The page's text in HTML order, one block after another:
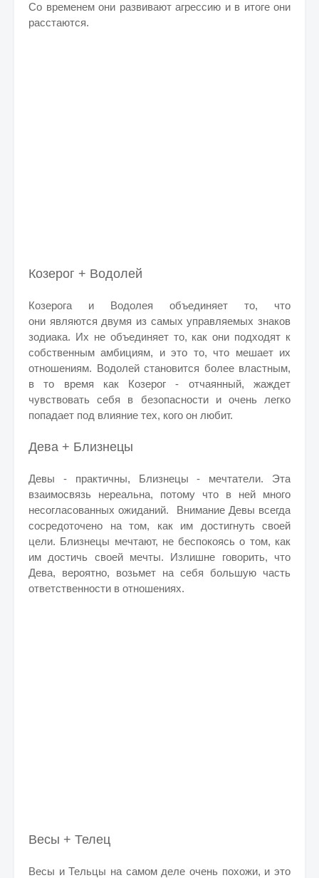
Со временем они развивают агрессию и в итоге они
расстаются.
Козерог + Водолей
Козерога и Водолея объединяет то, что
они являются двумя из самых управляемых знаков
зодиака. Их не объединяет то, как они подходят к
собственным амбициям, и это то, что мешает их
отношениям. Водолей становится более властным,
в то время как Козерог - отчаянный, жаждет
чувствовать себя в безопасности и очень легко
попадает под влияние тех, кого он любит.
Дева + Близнецы
Девы - практичны, Близнецы - мечтатели. Эта
взаимосвязь нереальна, потому что в ней много
несогласованных ожиданий. Внимание Девы всегда
сосредоточено на том, как им достигнуть своей
цели. Близнецы мечтают, не беспокоясь о том, как
им достичь своей мечты. Излишне говорить, что
Дева, вероятно, возьмет на себя большую часть
ответственности в отношениях.
Весы + Телец
Весы и Тельцы на самом деле очень похожи, и это